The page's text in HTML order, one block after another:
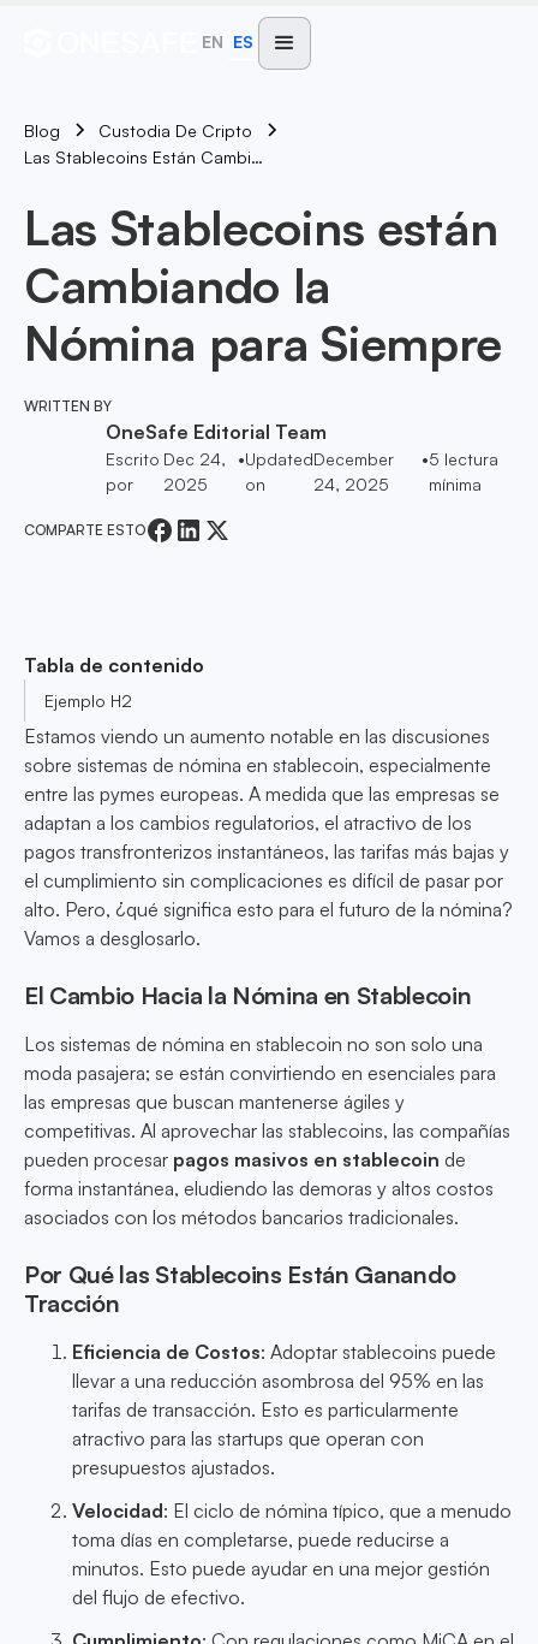
EN ES
Blog
Custodia De Cripto
Las Stablecoins Están Cambiando La Nómina Para Siempre
Las Stablecoins están
Cambiando la
Nómina para Siempre
WRITTEN BY
OneSafe Editorial Team
Escrito
por
Dec 24,
2025
•Updated
on
December
24, 2025
•5 lectura
mínima
COMPARTE ESTO
Tabla de contenido
Ejemplo H2
Estamos viendo un aumento notable en las discusiones
sobre sistemas de nómina en stablecoin, especialmente
entre las pymes europeas. A medida que las empresas se
adaptan a los cambios regulatorios, el atractivo de los
pagos transfronterizos instantáneos, las tarifas más bajas y
el cumplimiento sin complicaciones es difícil de pasar por
alto. Pero, ¿qué significa esto para el futuro de la nómina?
Vamos a desglosarlo.
El Cambio Hacia la Nómina en Stablecoin
Los sistemas de nómina en stablecoin no son solo una
moda pasajera; se están convirtiendo en esenciales para
las empresas que buscan mantenerse ágiles y
competitivas. Al aprovechar las stablecoins, las compañías
pueden procesar pagos masivos en stablecoin de
forma instantánea, eludiendo las demoras y altos costos
asociados con los métodos bancarios tradicionales.
Por Qué las Stablecoins Están Ganando
Tracción
Eficiencia de Costos: Adoptar stablecoins puede
llevar a una reducción asombrosa del 95% en las
tarifas de transacción. Esto es particularmente
atractivo para las startups que operan con
presupuestos ajustados.
Velocidad: El ciclo de nómina típico, que a menudo
toma días en completarse, puede reducirse a
minutos. Esto puede ayudar en una mejor gestión
del flujo de efectivo.